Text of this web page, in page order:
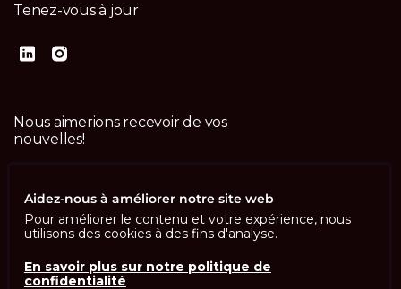
Tenez-vous à jour
Nous aimerions recevoir de vos
nouvelles!
Aidez-nous à améliorer notre site web
Pour améliorer le contenu et votre expérience, nous
utilisons des cookies à des fins d'analyse.
En savoir plus sur notre politique de
confidentialité